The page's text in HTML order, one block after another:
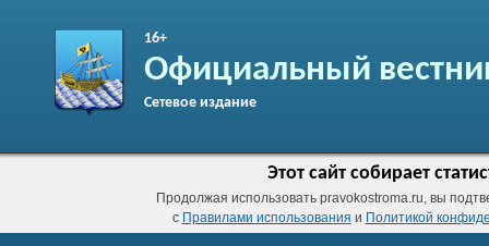
16+
Официальный
Сетевое издание
Этот сайт собирает
Продолжая использовать pravokostroma.ru, вы
с Правилами использования и Политикой